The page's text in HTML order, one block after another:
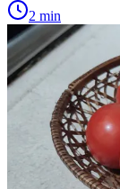
2 min